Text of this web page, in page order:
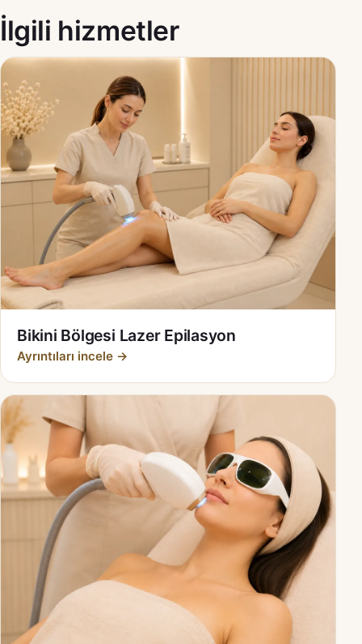
İlgili hizmetler
Bikini Bölgesi Lazer Epilasyon
Ayrıntıları incele →